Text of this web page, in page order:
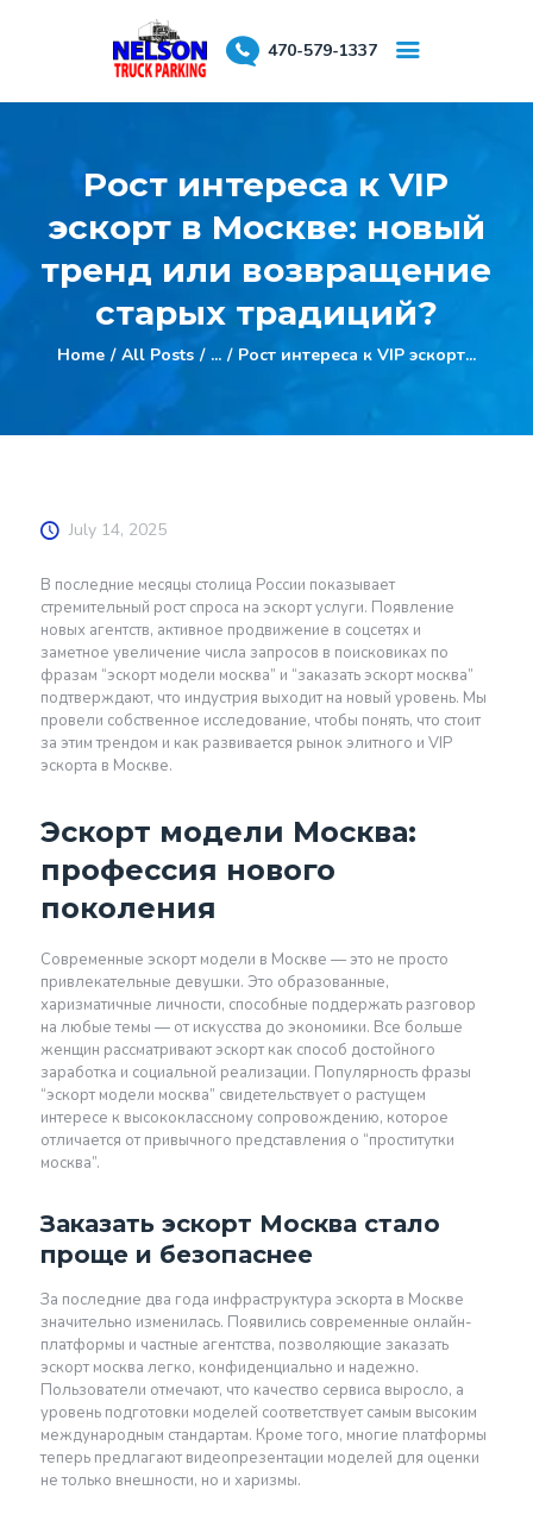
470-579-1337
Рост интереса к VIP
эскорт в Москве: новый
тренд или возвращение
старых традиций?
Home All Posts ... Рост интереса к VIP эскорт...
Testimonials
Reserve a Spot
July 14, 2025
В последние месяцы столица России показывает
стремительный рост спроса на эскорт услуги. Появление
новых агентств, активное продвижение в соцсетях и
заметное увеличение числа запросов в поисковиках по
фразам “эскорт модели москва” и “заказать эскорт москва”
подтверждают, что индустрия выходит на новый уровень. Мы
провели собственное исследование, чтобы понять, что стоит
за этим трендом и как развивается рынок элитного и VIP
эскорта в Москве.
Эскорт модели Москва:
профессия нового
поколения
Современные эскорт модели в Москве — это не просто
привлекательные девушки. Это образованные,
харизматичные личности, способные поддержать разговор
на любые темы — от искусства до экономики. Все больше
женщин рассматривают эскорт как способ достойного
заработка и социальной реализации. Популярность фразы
“эскорт модели москва” свидетельствует о растущем
интересе к высококлассному сопровождению, которое
отличается от привычного представления о “проститутки
москва”.
Заказать эскорт Москва стало
проще и безопаснее
За последние два года инфраструктура эскорта в Москве
значительно изменилась. Появились современные онлайн-
платформы и частные агентства, позволяющие заказать
эскорт москва легко, конфиденциально и надежно.
Пользователи отмечают, что качество сервиса выросло, а
уровень подготовки моделей соответствует самым высоким
международным стандартам. Кроме того, многие платформы
теперь предлагают видеопрезентации моделей для оценки
не только внешности, но и харизмы.